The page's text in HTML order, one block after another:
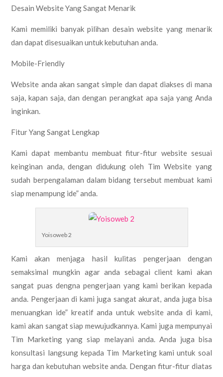
Desain Website Yang Sangat Menarik
Kami memiliki banyak pilihan desain website yang menarik
dan dapat disesuaikan untuk kebutuhan anda.
Mobile-Friendly
Website anda akan sangat simple dan dapat diakses di mana
saja, kapan saja, dan dengan perangkat apa saja yang Anda
inginkan.
Fitur Yang Sangat Lengkap
Kami dapat membantu membuat fitur-fitur website sesuai
keinginan anda, dengan didukung oleh Tim Website yang
sudah berpengalaman dalam bidang tersebut membuat kami
siap menampung ide” anda.
Yoisoweb 2
Kami akan menjaga hasil kulitas pengerjaan dengan
semaksimal mungkin agar anda sebagai client kami akan
sangat puas dengna pengerjaan yang kami berikan kepada
anda. Pengerjaan di kami juga sangat akurat, anda juga bisa
menuangkan ide” kreatif anda untuk website anda di kami,
kami akan sangat siap mewujudkannya. Kami juga mempunyai
Tim Marketing yang siap melayani anda. Anda juga bisa
konsultasi langsung kepada Tim Marketing kami untuk soal
harga dan kebutuhan website anda. Dengan fitur-fitur diatas